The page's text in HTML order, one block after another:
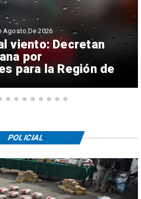
viento: Decretan
por
para la Región de
Agosto De 2026
POLICIAL